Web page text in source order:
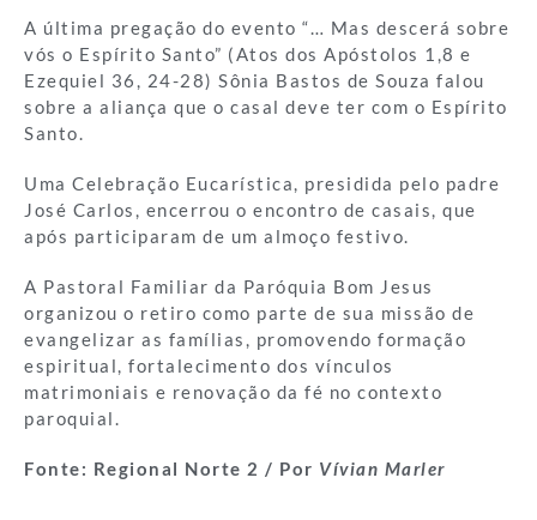
A última pregação do evento “… Mas descerá sobre
vós o Espírito Santo” (Atos dos Apóstolos 1,8 e
Ezequiel 36, 24-28) Sônia Bastos de Souza falou
sobre a aliança que o casal deve ter com o Espírito
Santo.
Uma Celebração Eucarística, presidida pelo padre
José Carlos, encerrou o encontro de casais, que
após participaram de um almoço festivo.
A Pastoral Familiar da Paróquia Bom Jesus
organizou o retiro como parte de sua missão de
evangelizar as famílias, promovendo formação
espiritual, fortalecimento dos vínculos
matrimoniais e renovação da fé no contexto
paroquial.
Fonte: Regional Norte 2 / Por Vívian Marler